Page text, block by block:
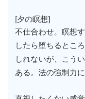
[夕の瞑想]
不仕合わせ。瞑想
したら堕ちるとこ
しれないが、こう
ある。法の強制力